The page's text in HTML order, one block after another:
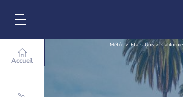
Accueil
Météo Etats-Unis Californie